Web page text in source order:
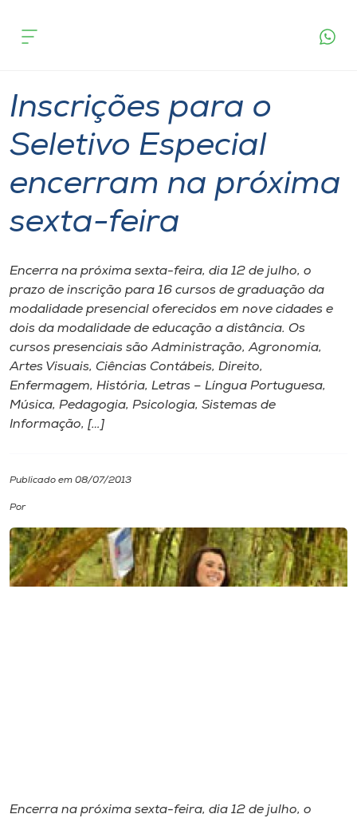
Cursos
Pesquisa
Atendimento ao Estudante
Portal de Ensino
A
Unoesc
Internacionalização
I.nova
Cultura
CPA
Biblioteca
Inscrições para o
Seletivo Especial
encerram na próxima
sexta-feira
Encerra na próxima sexta-feira, dia 12 de julho, o
prazo de inscrição para 16 cursos de graduação da
modalidade presencial oferecidos em nove cidades e
dois da modalidade de educação a distância. Os
cursos presenciais são Administração, Agronomia,
Artes Visuais, Ciências Contábeis, Direito,
Enfermagem, História, Letras – Língua Portuguesa,
Música, Pedagogia, Psicologia, Sistemas de
Informação, […]
Publicado em 08/07/2013
Por
Encerra na próxima sexta-feira, dia 12 de julho, o